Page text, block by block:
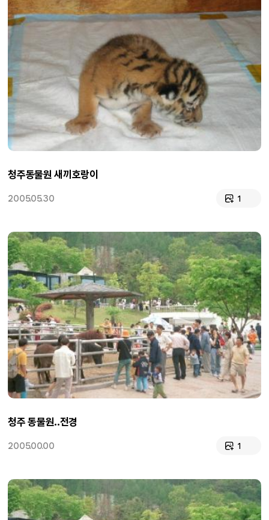
청주동물원 새끼호랑이
2005.05.30 1
청주 동물원..전경
2005.00.00 1